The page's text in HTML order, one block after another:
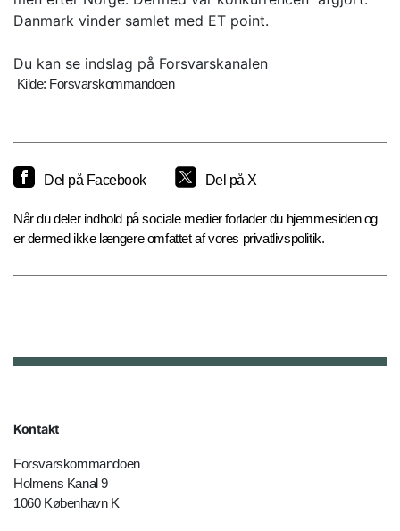
Danmark vinder samlet med ET point.
Du kan se indslag på Forsvarskanalen
Kilde: Forsvarskommandoen
Del på Facebook Del på X
Når du deler indhold på sociale medier forlader du hjemmesiden og
er dermed ikke længere omfattet af vores privatlivspolitik.
Kontakt
Forsvarskommandoen
Holmens Kanal 9
1060 København K